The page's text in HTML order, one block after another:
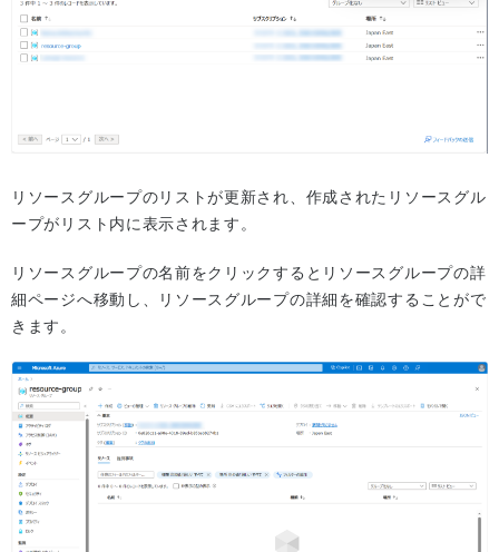
リソースグループのリストが更新され、作成されたリソースグル
ープがリスト内に表示されます。
リソースグループの名前をクリックするとリソースグループの詳
細ページへ移動し、リソースグループの詳細を確認することがで
きます。